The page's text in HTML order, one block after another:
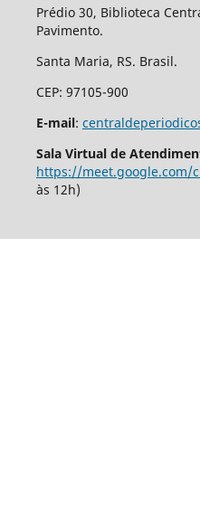
Prédio 30, Biblioteca
Pavimento.
Santa Maria, RS. Brasil.
CEP: 97105-900
E-mail:
Sala Virtual de
https://meet.google.com/
às 12h)